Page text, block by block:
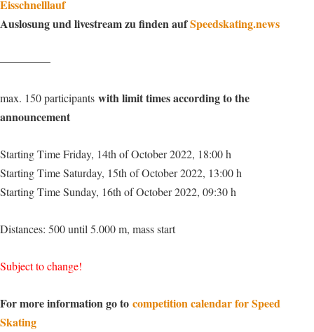
Eisschnelllauf
Auslosung und livestream zu finden aufSpeedskating.news
————–
max. 150 participants with limit times according to the
announcement
Starting Time Friday, 14th of October 2022, 18:00 h
Starting Time Saturday, 15th of October 2022, 13:00 h
Starting Time Sunday, 16th of October 2022, 09:30 h
Distances: 500 until 5.000 m, mass start
Subject to change!
For more information go to competition calendar for Speed
Skating